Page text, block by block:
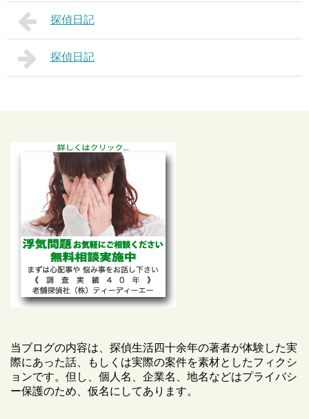
探偵日記
探偵日記
当ブログの内容は、探偵生活四十余年の著者が体験した実
際にあった話、もしくは実際の案件を素材としたフィクシ
ョンです。但し、個人名、企業名、地名などはプライバシ
ー保護のため、仮名にしてあります。